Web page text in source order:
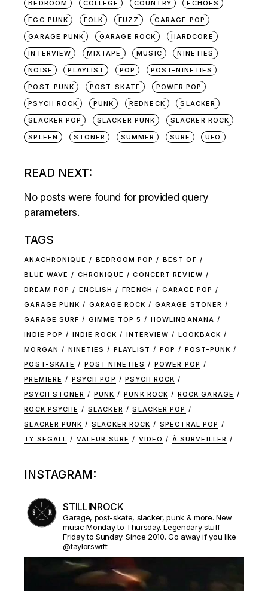
BEDROOM COLLEGE COUNTRY
ECHOES
EGG PUNK
FOLK FUZZ
GARAGE POP
GARAGE PUNK
GARAGE ROCK
HARDCORE
INTERVIEW
MIXTAPE MUSIC
NINETIES
NOISE
PLAYLIST POP
POST-NINETIES
POST-PUNK
POST-SKATE
POWER POP
PSYCH ROCK
PUNK REDNECK
SLACKER
SLACKER POP
SLACKER PUNK
SLACKER ROCK
SPLEEN
STONER SUMMER SURF UFO
READ NEXT:
No posts were found for provided query
parameters.
TAGS
ANACHRONIQUE BEDROOM POP
BEST OF
BLUE WAVE
CHRONIQUE
CONCERT REVIEW
DREAM POP
ENGLISH FRENCH
GARAGE POP
GARAGE PUNK
GARAGE ROCK
GARAGE STONER
GARAGE SURF
GIMME TOP 5
HOWLINBANANA
INDIE POP
INDIE ROCK INTERVIEW
LOOKBACK
MORGAN
NINETIES PLAYLIST POP
POST-PUNK
POST-SKATE
POST NINETIES
POWER POP
PREMIERE
PSYCH POP
PSYCH ROCK
PSYCH STONER
PUNK PUNK ROCK
ROCK GARAGE
ROCK PSYCHE
SLACKER
SLACKER POP
SLACKER PUNK
SLACKER ROCK
SPECTRAL POP
TY SEGALL
VALEUR SURE VIDEO À SURVEILLER
INSTAGRAM:
STILLINROCK
Garage, post-skate, slacker, punk & more. New
music Monday to Thursday. Legendary stuff
Friday to Sunday. Since 2010. Go away if you like
@taylorswift